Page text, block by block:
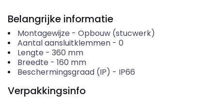
Belangrijke informatie
Montagewijze - Opbouw (stucwerk)
Aantal aansluitklemmen- 0
Lengte - 360 mm
Breedte - 160 mm
Beschermingsgraad (IP) - IP66
Verpakkingsinfo